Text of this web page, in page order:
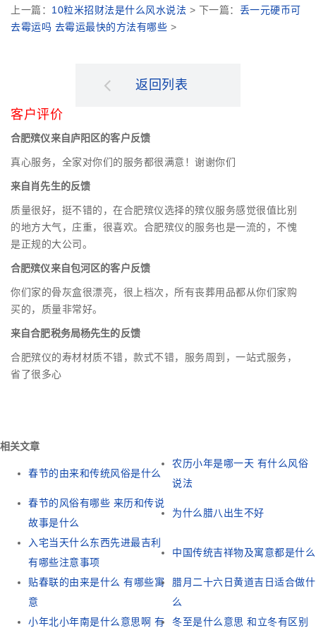
上一篇： 10粒米招财法是什么风水说法 > 下一篇： 丢一元硬币可
去霉运吗 去霉运最快的方法有哪些 >
返回列表
客户评价
合肥殡仪来自庐阳区的客户反馈
真心服务，全家对你们的服务都很满意！谢谢你们
来自肖先生的反馈
质量很好，挺不错的，在合肥殡仪选择的殡仪服务感觉很值比别
的地方大气，庄重，很喜欢。合肥殡仪的服务也是一流的，不愧
是正规的大公司。
合肥殡仪来自包河区的客户反馈
你们家的骨灰盒很漂亮，很上档次，所有丧葬用品都从你们家购
买的，质量非常好。
来自合肥税务局杨先生的反馈
合肥殡仪的寿材材质不错，款式不错，服务周到，一站式服务，
省了很多心
相关文章
春节的由来和传统风俗是什么
农历小年是哪一天 有什么风俗
说法
春节的风俗有哪些 来历和传说
故事是什么
为什么腊八出生不好
入宅当天什么东西先进最吉利
有哪些注意事项
中国传统吉祥物及寓意都是什么
贴春联的由来是什么 有哪些寓
意
腊月二十六日黄道吉日适合做什
么
小年北小年南是什么意思啊 有
冬至是什么意思 和立冬有区别